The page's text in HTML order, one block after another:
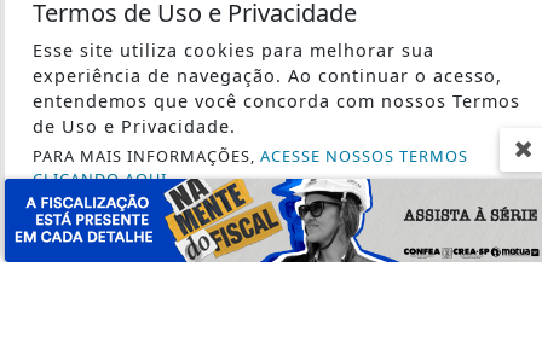
SEU SITE - TODOS OS DIREITOS RESERVADOS.
TERMOS DE USO E PRIVACIDADE
EXPEDIENTE
SOBRE
Termos de Uso e Privacidade
Esse site utiliza cookies para melhorar sua
experiência de navegação. Ao continuar o acesso,
entendemos que você concorda com nossos Termos
de Uso e Privacidade.
PARA MAIS INFORMAÇÕES, ACESSE NOSSOS TERMOS
CLICANDO AQUI
PROSSEGUIR